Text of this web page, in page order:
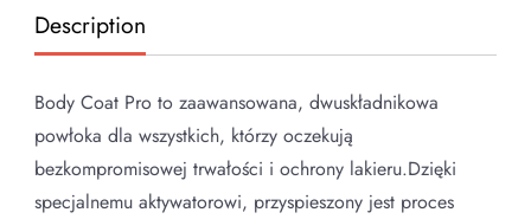
Description
Body Coat Pro to zaawansowana, dwuskładnikowa
powłoka dla wszystkich, którzy oczekują
bezkompromisowej trwałości i ochrony lakieru.Dzięki
specjalnemu aktywatorowi, przyspieszony jest proces